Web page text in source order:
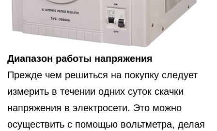
Диапазон работы напряжения
Прежде чем решиться на покупку следует
измерить в течении одних суток скачки
напряжения в электросети. Это можно
осуществить с помощью вольтметра, делая